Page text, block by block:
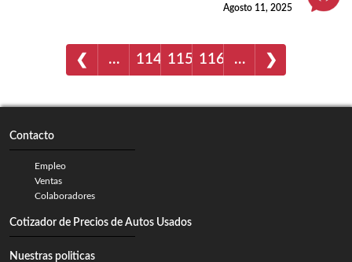
Agosto 11, 2025
❮ … 114 115 116 … ❯
Contacto
Empleo
Ventas
Colaboradores
Cotizador de Precios de Autos Usados
Nuestras politicas